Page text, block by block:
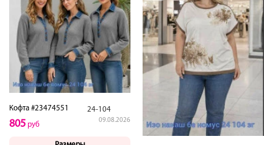
Кофта #23474551 24-104
09.08.2026
805 руб